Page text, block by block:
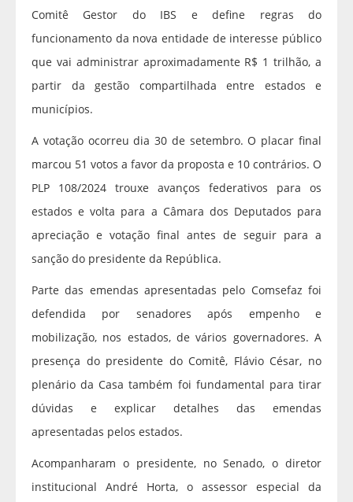
Comitê Gestor do IBS e define regras do
funcionamento da nova entidade de interesse público
que vai administrar aproximadamente R$ 1 trilhão, a
partir da gestão compartilhada entre estados e
municípios.
A votação ocorreu dia 30 de setembro. O placar final
marcou 51 votos a favor da proposta e 10 contrários. O
PLP 108/2024 trouxe avanços federativos para os
estados e volta para a Câmara dos Deputados para
apreciação e votação final antes de seguir para a
sanção do presidente da República.
Parte das emendas apresentadas pelo Comsefaz foi
defendida por senadores após empenho e
mobilização, nos estados, de vários governadores. A
presença do presidente do Comitê, Flávio César, no
plenário da Casa também foi fundamental para tirar
dúvidas e explicar detalhes das emendas
apresentadas pelos estados.
Acompanharam o presidente, no Senado, o diretor
institucional André Horta, o assessor especial da